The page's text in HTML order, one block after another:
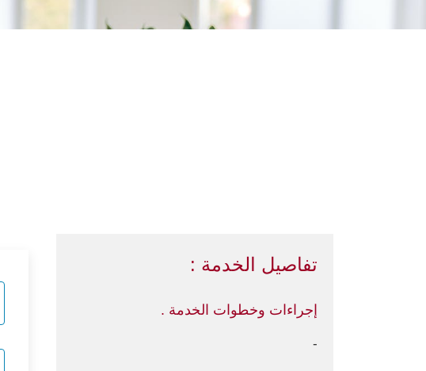
تفاصيل الخدمة :
إجراءات وخطوات الخدمة .
-